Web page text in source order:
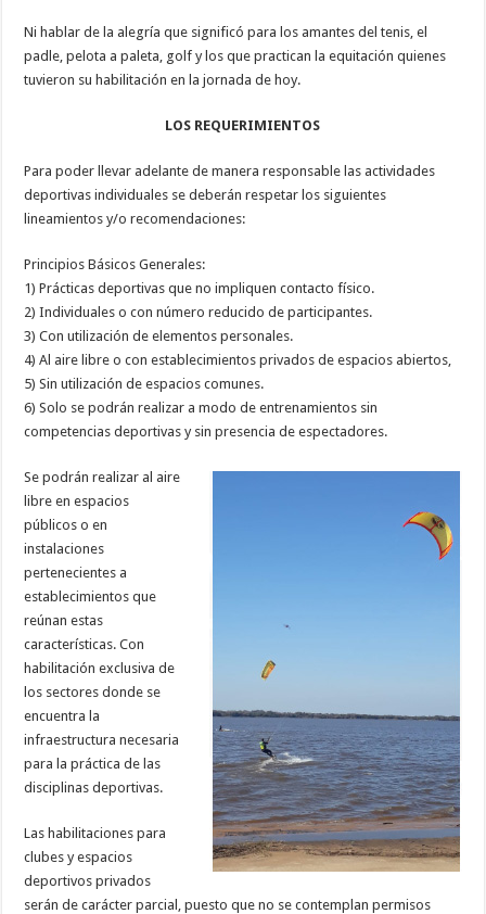
Ni hablar de la alegría que significó para los amantes del tenis, el
padle, pelota a paleta, golf y los que practican la equitación quienes
tuvieron su habilitación en la jornada de hoy.
LOS REQUERIMIENTOS
Para poder llevar adelante de manera responsable las actividades
deportivas individuales se deberán respetar los siguientes
lineamientos y/o recomendaciones:
Principios Básicos Generales:
1) Prácticas deportivas que no impliquen contacto físico.
2) Individuales o con número reducido de participantes.
3) Con utilización de elementos personales.
4) Al aire libre o con establecimientos privados de espacios abiertos,
5) Sin utilización de espacios comunes.
6) Solo se podrán realizar a modo de entrenamientos sin
competencias deportivas y sin presencia de espectadores.
Se podrán realizar al aire
libre en espacios
públicos o en
instalaciones
pertenecientes a
establecimientos que
reúnan estas
características. Con
habilitación exclusiva de
los sectores donde se
encuentra la
infraestructura necesaria
para la práctica de las
disciplinas deportivas.
Las habilitaciones para
clubes y espacios
deportivos privados
serán de carácter parcial, puesto que no se contemplan permisos